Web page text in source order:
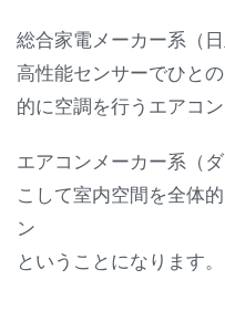
総合家電メーカー系（
高性能センサーでひと
的に空調を行うエアコン
エアコンメーカー系（
こして室内空間を全体
ン
ということになります。